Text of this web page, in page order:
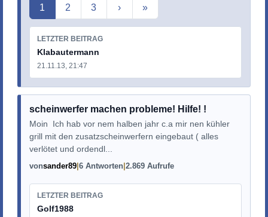
Aktuelle Seite
1 2 3 › »
LETZTER BEITRAG
Klabautermann
21.11.13, 21:47
scheinwerfer machen probleme! Hilfe! !
Moin Ich hab vor nem halben jahr c.a mir nen kühler
grill mit den zusatzscheinwerfern eingebaut ( alles
verlötet und ordendl...
vonsander89 6 Antworten 2.869 Aufrufe
LETZTER BEITRAG
Golf1988